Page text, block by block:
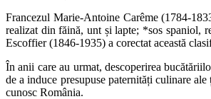
Francezul Marie-Antoine Carême (1784-
realizat din făină, unt și lapte; *sos spaniol,
Escoffier (1846-1935) a corectat această
În anii care au urmat, descoperirea
de a induce presupuse paternități culinare
cunosc România.